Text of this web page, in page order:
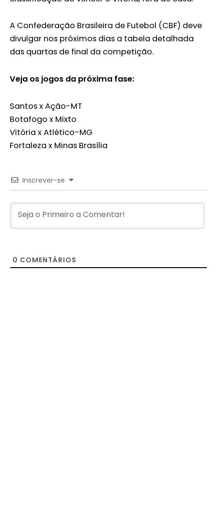
A Confederação Brasileira de Futebol (CBF) deve
divulgar nos próximos dias a tabela detalhada
das quartas de final da competição.
Veja os jogos da próxima fase:
Santos x Ação-MT
Botafogo x Mixto
Vitória x Atlético-MG
Fortaleza x Minas Brasília
Inscrever-se
0 COMENTÁRIOS